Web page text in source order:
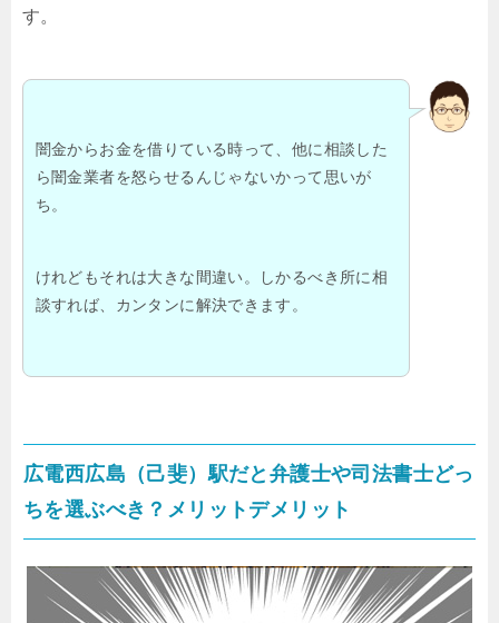
す。
闇金からお金を借りている時って、他に相談した
ら闇金業者を怒らせるんじゃないかって思いが
ち。
けれどもそれは大きな間違い。しかるべき所に相
談すれば、カンタンに解決できます。
広電西広島（己斐）駅だと弁護士や司法書士どっ
ちを選ぶべき？メリットデメリット